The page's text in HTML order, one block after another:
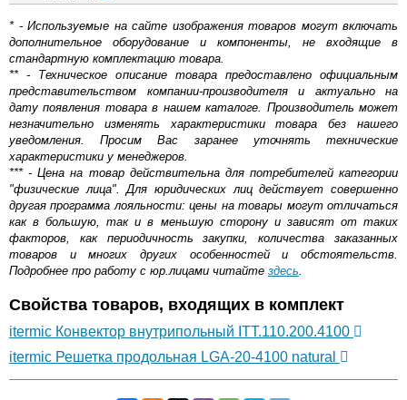
* - Используемые на сайте изображения товаров могут включать
дополнительное оборудование и компоненты, не входящие в
стандартную комплектацию товара.
** - Техническое описание товара предоставлено официальным
представительством компании-производителя и актуально на
дату появления товара в нашем каталоге. Производитель может
незначительно изменять характеристики товара без нашего
уведомления. Просим Вас заранее уточнять технические
характеристики у менеджеров.
*** - Цена на товар действительна для потребителей категории
"физические лица". Для юридических лиц действует совершенно
другая программа лояльности: цены на товары могут отличаться
как в большую, так и в меньшую сторону и зависят от таких
факторов, как периодичность закупки, количества заказанных
товаров и многих других особенностей и обстоятельств.
Подробнее про работу с юр.лицами читайте здесь.
Свойства товаров, входящих в комплект
itermic Конвектор внутрипольный ITT.110.200.4100
itermic Решетка продольная LGA-20-4100 natural